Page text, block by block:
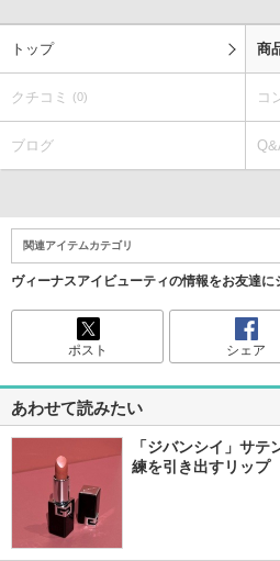
トップ 商
クチコミ (0) コ
ブログ
関連アイテムカテゴリ
ヴィーナスアイビューティの情報をお友達に
ポスト シェア
あわせて読みたい
「ジバンシイ」サ
練を引き出すリップ